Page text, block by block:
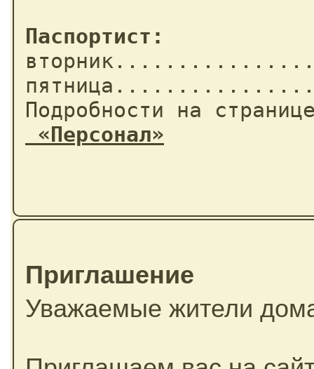
Паспортист:
«Персонал»
Приглашение
Уважаемые жители